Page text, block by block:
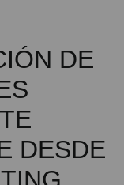
DE
DESDE